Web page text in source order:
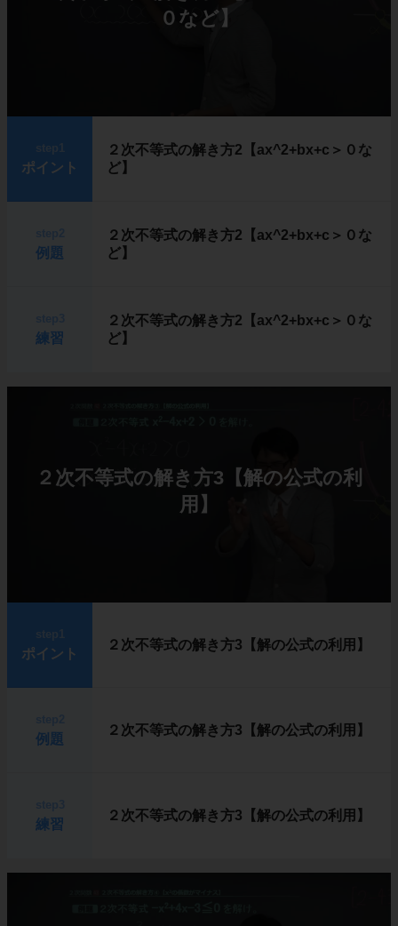
０など】
ポイント
２次不等式の解き方2【ax^2+bx+c＞０な
ど】
例題
２次不等式の解き方2【ax^2+bx+c＞０な
ど】
練習
２次不等式の解き方2【ax^2+bx+c＞０な
ど】
２次不等式の解き方3【解の公式の利
用】
ポイント
２次不等式の解き方3【解の公式の利用】
例題
２次不等式の解き方3【解の公式の利用】
練習
２次不等式の解き方3【解の公式の利用】